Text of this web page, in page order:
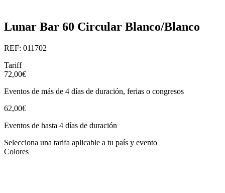
Lunar Bar 60 Circular Blanco/Blanco
REF: 011702
Tariff
72,00€
Eventos de más de 4 días de duración, ferias o congresos
62,00€
Eventos de hasta 4 días de duración
Selecciona una tarifa aplicable a tu país y evento
Colores